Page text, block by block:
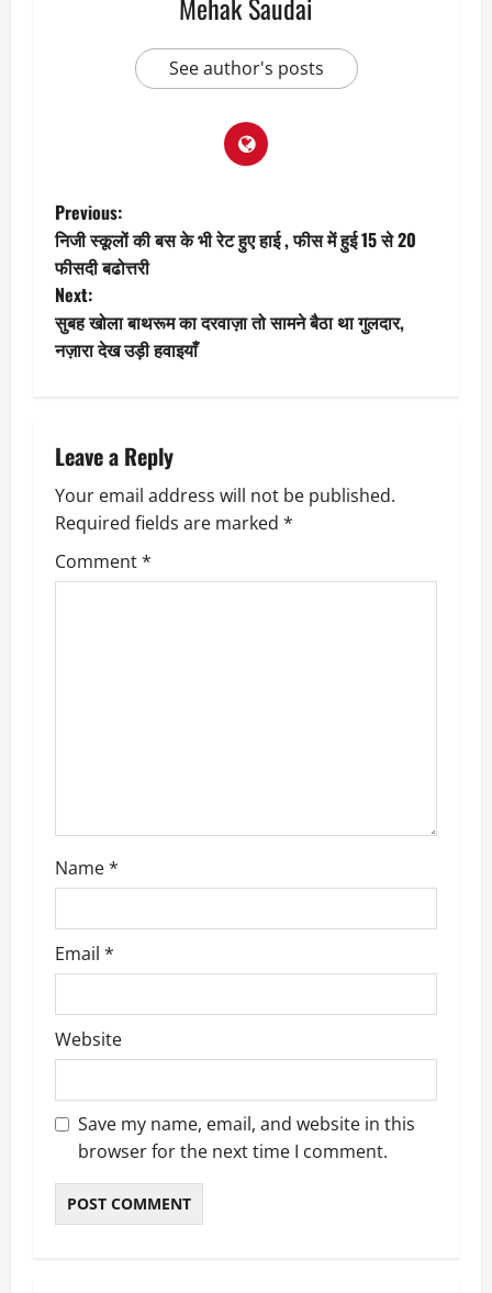
Mehak Saudai
See author's posts
P
o
s
t
a
v
i
g
Previous:
निजी स्कूलों की बस के भी रेट हुए हाई , फीस में हुई 15 से 20
फीसदी बढोत्तरी
Next:
सुबह खोला बाथरूम का दरवाज़ा तो सामने बैठा था गुलदार,
नज़ारा देख उड़ी हवाइयाँ
Leave a Reply
Your email address will not be published.
Required fields are marked *
Comment*
Name*
Email *
Website
Save my name, email, and website in this
browser for the next time I comment.